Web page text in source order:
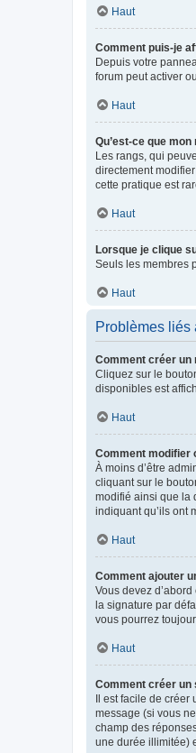
Haut
Comment puis-je
Depuis votre
forum peut activer
Haut
Qu’est-ce que
Les rangs, qui
directement
cette pratique est
Haut
Lorsque je clique
Seuls les membres
Haut
Problèmes liés
Comment créer un
Cliquez sur le
disponibles est
Haut
Comment modifier
À moins d’être
cliquant sur le
modifié ainsi que la
indiquant qu’ils ont
Haut
Comment ajouter
Vous devez
la signature par
vous pourrez
Haut
Comment créer un
Il est facile de créer
message (si vous
champ des
une durée illimitée)